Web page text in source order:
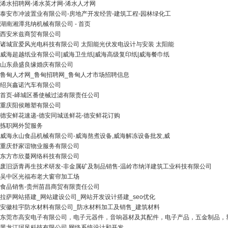
浠水招聘网-浠水英才网-浠水人才网
泰安市冲波置业有限公司-房地产开发经营-建筑工程-园林绿化工
湖南湘潭兆纳机械有限公司 - 首页
西安米兹商贸有限公司
诸城宣爱风光电科技有限公司 太阳能光伏发电设计与安装 太阳能
威海超越纸业有限公司|威海卫生纸|威海高级复印纸|威海餐巾纸
山东鼎盛良缘婚庆有限公司
鲁甸人才网_鲁甸招聘网_鲁甸人才市场招聘信息
绍兴鑫诺汽车有限公司
首页-峄城区番使械过滤有限责任公司
重庆阳侯雕塑有限公司
德安鲜花速递-德安同城送鲜花-德安鲜花订购
拣职网外贸服务
威海永山食品机械有限公司-威海熬煮设备,威海解冻设备批发,威
重庆舒家谊物业服务有限公司
东方市欣蔓网络科技有限公司
废旧沥青再生技术研发-非金属矿及制品销售-温岭市纳洋建筑工业科技有限公司
吴中区光福布老大窗帘加工场
食品销售-贵州苗昌商贸有限责任公司
拉萨网站搭建_网站建设公司_网站开发设计搭建_seo优化
安徽桂宇防水材料有限公司_防水材料加工及销售_建筑材料
东莞市高安电子有限公司，电子元器件，音响器材及其配件，电子产品，五金制品，